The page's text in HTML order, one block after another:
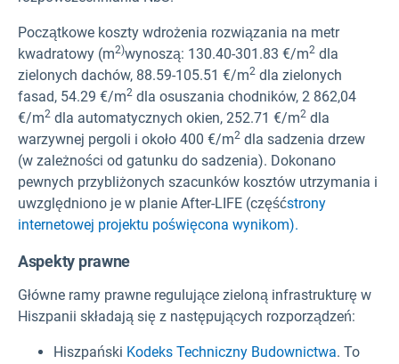
Początkowe koszty wdrożenia rozwiązania na metr
kwadratowy (m2)wynoszą: 130.40-301.83 €/m2 dla
zielonych dachów, 88.59-105.51 €/m2 dla zielonych
fasad, 54.29 €/m2 dla osuszania chodników, 2 862,04
€/m2 dla automatycznych okien, 252.71 €/m2 dla
warzywnej pergoli i około 400 €/m2 dla sadzenia drzew
(w zależności od gatunku do sadzenia). Dokonano
pewnych przybliżonych szacunków kosztów utrzymania i
uwzględniono je w planie After-LIFE (częśćstrony
internetowej projektu poświęcona wynikom).
Aspekty prawne
Główne ramy prawne regulujące zieloną infrastrukturę w
Hiszpanii składają się z następujących rozporządzeń:
Hiszpański Kodeks Techniczny Budownictwa. To